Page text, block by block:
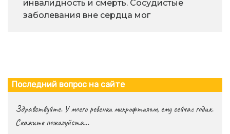
инвалидность и смерть. Сосудистые
заболевания вне сердца мог
Последний вопрос на сайте
Здравствуйте. У моего ребенка микрофтальм, ему сейчас годик.
Скажите пожалуйста…